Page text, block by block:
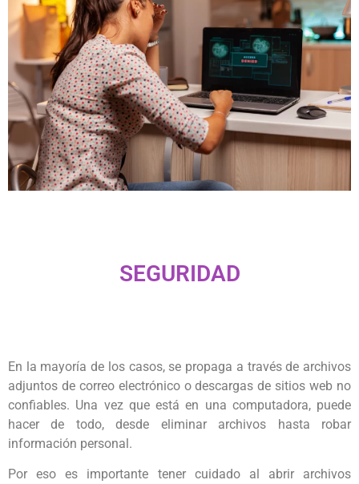
SEGURIDAD
En la mayoría de los casos, se propaga a través de archivos
adjuntos de correo electrónico o descargas de sitios web no
confiables. Una vez que está en una computadora, puede
hacer de todo, desde eliminar archivos hasta robar
información personal.
Por eso es importante tener cuidado al abrir archivos